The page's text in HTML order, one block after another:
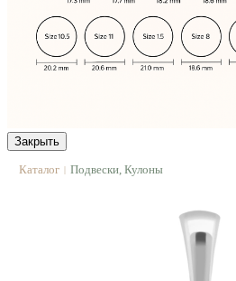
Закрыть
Каталог | Подвески, Кулоны